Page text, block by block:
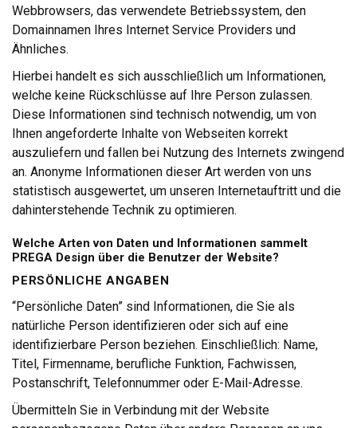
Webbrowsers, das verwendete Betriebssystem, den
Domainnamen Ihres Internet Service Providers und
Ähnliches.
Hierbei handelt es sich ausschließlich um Informationen,
welche keine Rückschlüsse auf Ihre Person zulassen.
Diese Informationen sind technisch notwendig, um von
Ihnen angeforderte Inhalte von Webseiten korrekt
auszuliefern und fallen bei Nutzung des Internets zwingend
an. Anonyme Informationen dieser Art werden von uns
statistisch ausgewertet, um unseren Internetauftritt und die
dahinterstehende Technik zu optimieren.
Welche Arten von Daten und Informationen sammelt
PREGA Design über die Benutzer der Website?
PERSÖNLICHE ANGABEN
“Persönliche Daten” sind Informationen, die Sie als
natürliche Person identifizieren oder sich auf eine
identifizierbare Person beziehen. Einschließlich: Name,
Titel, Firmenname, berufliche Funktion, Fachwissen,
Postanschrift, Telefonnummer oder E-Mail-Adresse.
Übermitteln Sie in Verbindung mit der Website